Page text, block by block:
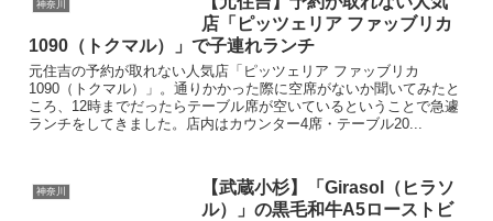
神奈川
店「ピッツェリア ファッブリカ
1090（トクマル）」で子連れランチ
元住吉の予約が取れない人気店「ピッツェリア ファッブリカ
1090（トクマル）」。通りかかった際に空席がないか聞いてみたと
ころ、12時までだったらテーブル席が空いているということで急遽
ランチをしてきました。店内はカウンター4席・テーブル20...
神奈川
【武蔵小杉】「Girasol（ヒラソ
ル）」の黒毛和牛A5ローストビ